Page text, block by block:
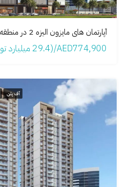
AED774,900/(29.4 میلیارد تومان)
آف پلن